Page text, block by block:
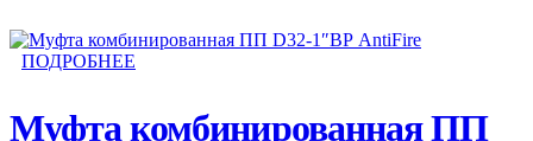
ПОДРОБНЕЕ
Муфта комбинированная ПП